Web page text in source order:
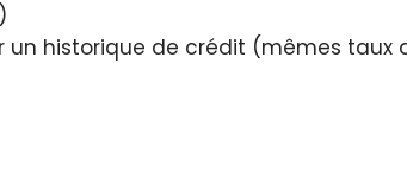
un historique de crédit (mêmes taux